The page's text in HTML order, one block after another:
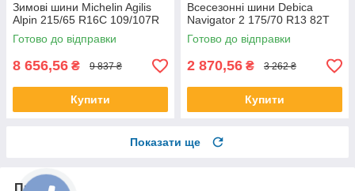
Зимові шини Michelin Agilis
Alpin 215/65 R16C 109/107R
Готово до відправки
8 656,56 ₴ 9 837 ₴
Купити
Всесезонні шини Debica
Navigator 2 175/70 R13 82T
Готово до відправки
2 870,56 ₴ 3 262 ₴
Купити
Показати ще